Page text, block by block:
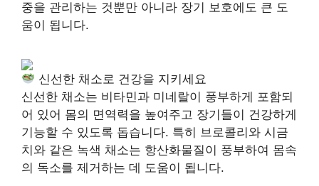
중을 관리하는 것뿐만 아니라 장기 보호에도 큰 도
움이 됩니다.
신선한 채소로 건강을 지키세요
신선한 채소는 비타민과 미네랄이 풍부하게 포함되
어 있어 몸의 면역력을 높여주고 장기들이 건강하게
기능할 수 있도록 돕습니다. 특히 브로콜리와 시금
치와 같은 녹색 채소는 항산화물질이 풍부하여 몸속
의 독소를 제거하는 데 도움이 됩니다.